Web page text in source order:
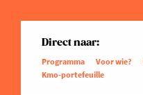
Direct naar:
Programma Voor wie?
Kmo-portefeuille